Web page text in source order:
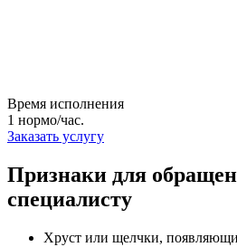
Время исполнения
1 нормо/час.
Заказать услугу
Признаки для
специалисту
Xруст или щелчки,